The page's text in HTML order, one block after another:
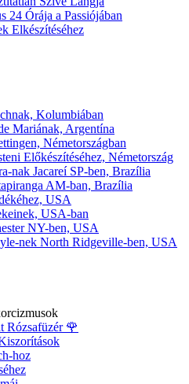
24 Órája a Passiójában
Elkészítéséhez
Kolumbiában
Mariának, Argentína
Németországban
Előkészítéséhez, Németország
nak Jacareí SP-ben, Brazília
AM-ban, Brazília
USA
USA-ban
NY-ben, USA
nek North Ridgeville-ben, USA
Rózsafüzér 🌹
hoz